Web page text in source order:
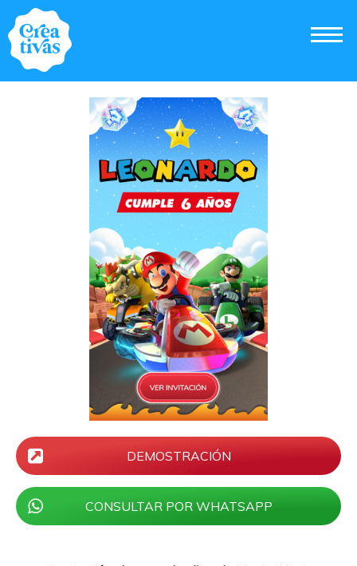
DEMOSTRACIÓN
CONSULTAR POR WHATSAPP